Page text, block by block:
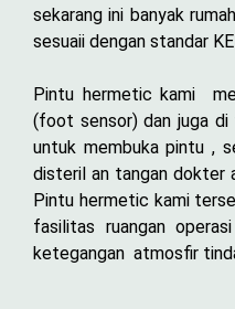
sekarang ini banyak
sesuaii dengan standar
Pintu hermetic kami
(foot sensor) dan juga di
untuk membuka pintu ,
disteril an tangan dokter
Pintu hermetic kami
fasilitas ruangan
ketegangan atmosfir